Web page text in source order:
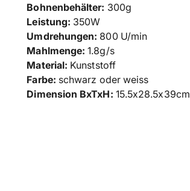
Bohnenbehälter: 300g
Leistung: 350W
Umdrehungen: 800 U/min
Mahlmenge: 1.8g/s
Material: Kunststoff
Farbe: schwarz oder weiss
Dimension BxTxH: 15.5x28.5x39cm